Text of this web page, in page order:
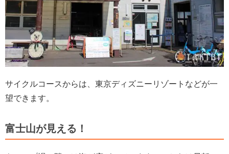
サイクルコースからは、東京ディズニーリゾートなどが一
望できます。
富士山が見える！